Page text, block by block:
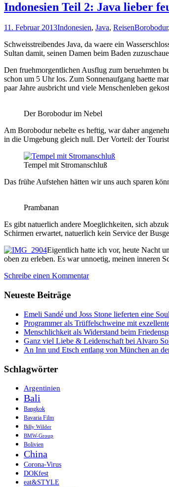
Indonesien Teil 2: Java lieber
11. Februar 2013Indonesien, Java, ReisenBorobodur,
Schweisstreibendes Java, da waere ein
Sultan damit, seinen Damen beim Baden
Den fruehmorgentlichen Ausflug zum beruehmten
schon um 5 Uhr los. Zum Sonnenaufgang haette
paar Jahre ausbricht und viele Menschenleben
Der Borobodur im Nebel
Am Borobodur nebelte es heftig, war daher
in die Umgebung gleich null. Der Vorteil: der
Tempel mit Stromanschluß
Das frühe Aufstehen hätten wir uns auch sparen
Prambanan
Es gibt natuerlich andere Moeglichkeiten, sich
Schirmen erwartet, natuerlich kein Service der
Eigentlich hatte ich vor, heute Nacht
oben zu erleben. Es war unnoetig, meinen inneren
Schreibe einen Kommentar
Neueste Beiträge
Emeli Sandé und Joss Stone lieferten eine
Programmer als Trüffelschweine mit
Menschlichkeit als Widerstand beim
Ganz viel Liebe & Leidenschaft bei Alvaro
An Inn und Etsch entlang von München an
Schlagwörter
Argentinien
Bali
Bangkok
Bavaria Film
Billy Wilder
BMW-Group
Bolivien
China
Corona-Virus
DOKfest
eat&STYLE